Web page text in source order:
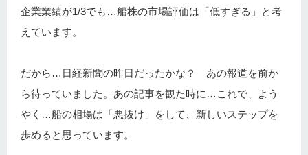
企業業績が1/3でも…船株の市場評価は「低すぎる」と考
えています。
だから…日経新聞の昨日だったかな？ あの報道を前か
ら待っていました。あの記事を観た時に…これで、よう
やく…船の相場は「悪抜け」をして、新しいステップを
歩めると思っています。